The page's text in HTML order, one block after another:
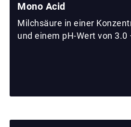
Mono Acid
Milchsäure in einer
und einem pH-Wert von 3.0